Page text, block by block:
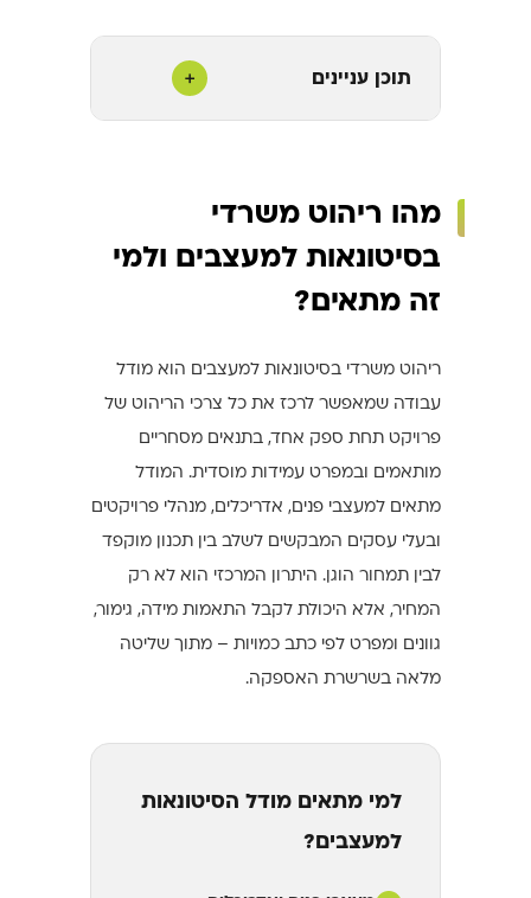
תוכן עניינים +
מהו ריהוט משרדי
בסיטונאות למעצבים ולמי
זה מתאים?
ריהוט משרדי בסיטונאות למעצבים הוא מודל
עבודה שמאפשר לרכז את כל צרכי הריהוט של
פרויקט תחת ספק אחד, בתנאים מסחריים
מותאמים ובמפרט עמידות מוסדית. המודל
מתאים למעצבי פנים, אדריכלים, מנהלי פרויקטים
ובעלי עסקים המבקשים לשלב בין תכנון מוקפד
לבין תמחור הוגן. היתרון המרכזי הוא לא רק
המחיר, אלא היכולת לקבל התאמות מידה, גימור,
גוונים ומפרט לפי כתב כמויות – מתוך שליטה
מלאה בשרשרת האספקה.
למי מתאים מודל הסיטונאות
למעצבים?